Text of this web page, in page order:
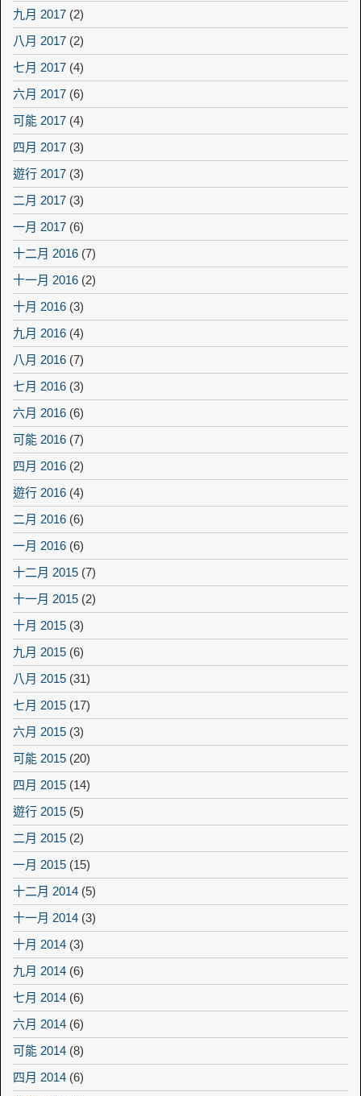
九月 2017 (2)
八月 2017 (2)
七月 2017 (4)
六月 2017 (6)
可能 2017 (4)
四月 2017 (3)
遊行 2017 (3)
二月 2017 (3)
一月 2017 (6)
十二月 2016 (7)
十一月 2016 (2)
十月 2016 (3)
九月 2016 (4)
八月 2016 (7)
七月 2016 (3)
六月 2016 (6)
可能 2016 (7)
四月 2016 (2)
遊行 2016 (4)
二月 2016 (6)
一月 2016 (6)
十二月 2015 (7)
十一月 2015 (2)
十月 2015 (3)
九月 2015 (6)
八月 2015 (31)
七月 2015 (17)
六月 2015 (3)
可能 2015 (20)
四月 2015 (14)
遊行 2015 (5)
二月 2015 (2)
一月 2015 (15)
十二月 2014 (5)
十一月 2014 (3)
十月 2014 (3)
九月 2014 (6)
七月 2014 (6)
六月 2014 (6)
可能 2014 (8)
四月 2014 (6)